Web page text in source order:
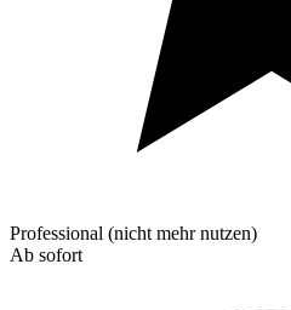
Professional (nicht mehr nutzen)
Ab sofort